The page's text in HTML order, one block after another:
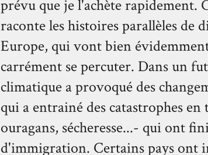
prévu que je l'achète rapidement.
raconte les histoires parallèles de
Europe, qui vont bien
carrément se percuter. Dans un
climatique a provoqué des
qui a entrainé des catastrophes
ouragans, sécheresse...- qui ont
d'immigration. Certains pays ont